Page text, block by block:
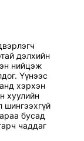
дэлхийн
нийцэж
Үүнээс
хэрхэн
хуулийн
шингээхгүй
бусад
чаддаг